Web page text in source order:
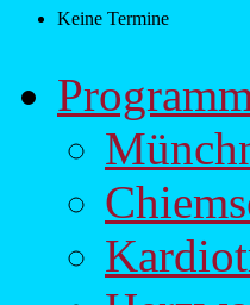
Keine Termine